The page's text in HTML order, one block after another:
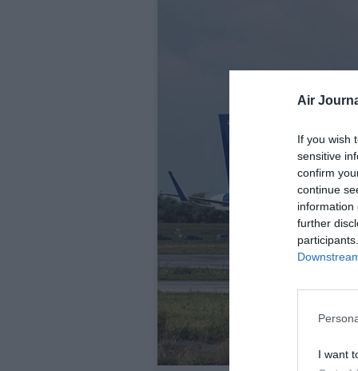
Air
If you wish
sensitive
confirm
continue
information
further
I want